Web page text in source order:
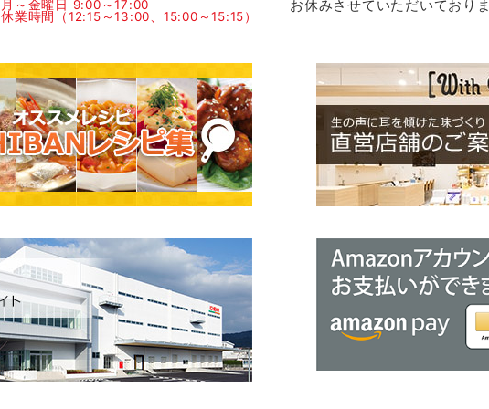
月～金曜日 9:00～17:00
休業時間（12:15～13:00、15:00～15:15）
お休みさせていただいており